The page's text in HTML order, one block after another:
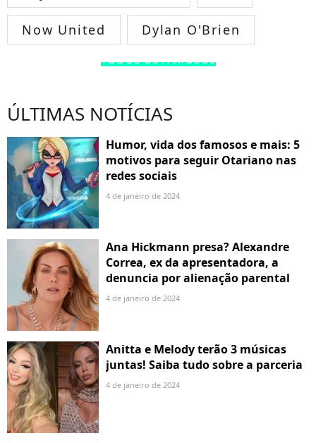
Now United Dylan O'Brien
TODOS OS FAMOSOS
ÚLTIMAS NOTÍCIAS
Humor, vida dos famosos e mais: 5
motivos para seguir Otariano nas
redes sociais
4 de janeiro de 2024
Ana Hickmann presa? Alexandre
Correa, ex da apresentadora, a
denuncia por alienação parental
4 de janeiro de 2024
Anitta e Melody terão 3 músicas
juntas! Saiba tudo sobre a parceria
4 de janeiro de 2024